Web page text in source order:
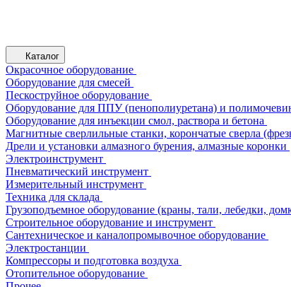
Каталог
Окрасочное оборудование
Оборудование для смесей
Пескоструйное оборудование
Оборудование для ППУ (пенополиуретана) и
Оборудование для инъекции смол, раствора и бетона
Магнитные сверлильные станки, корончатые сверла
Дрели и установки алмазного бурения, алмазные коронки
Электроинструмент
Пневматический инструмент
Измерительный инструмент
Техника для склада
Грузоподъемное оборудование (краны, тали, лебедки,
Строительное оборудование и инструмент
Сантехническое и каналопромывочное оборудование
Электростанции
Компрессоры и подготовка воздуха
Отопительное оборудование